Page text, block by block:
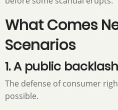
What Comes
Scenarios
1. A public
The defense of consumer
possible.